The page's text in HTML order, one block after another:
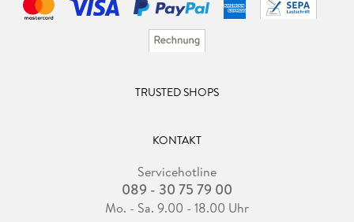
TRUSTED SHOPS
KONTAKT
Servicehotline
089 - 30 75 79 00
Mo. - Sa. 9.00 - 18.00 Uhr